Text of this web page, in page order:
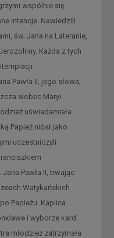
wspólnie się
intencje. Nawiedzili
św. Jana na Lateranie,
Każda z tych
Pawła II, jego słowa,
wobec Maryi.
uświadamiała
Papież niósł jako
uczestniczyli
Pawła II, trwając
Watykańskich
Papieżu. Kaplica
i wyborze kard.
młodzież zatrzymała